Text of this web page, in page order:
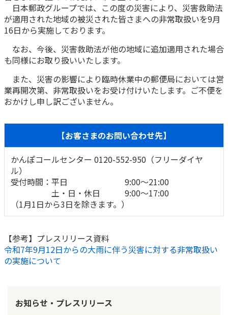
入院保険金・手術保険金のご請求
お手続き一覧
新規登録
ログイン
ご契約内容の確認
終身保険
定期保険
学資保険
長寿支援保険
お見積りシミュレーション
資料請求
保険の探し方のポイント
保険かんたん診断
これからのライフイベントでかかる費用とは？
【まずはご相談ください】企業経営でお悩みの方はこ
ちら
法人のお客さま向け商品一覧
目的から探す
お役立ち情報
法人向け資料請求
お問い合わせ先
お役立ち情報
かんぽのLifeサポートナビ
保険
医療
お金
ライフプラン
かんぽ生命について
かんぽ生命について
ご挨拶
経営理念・経営戦略
会社概要
財務情報
株主・投資家のみなさまへ
採用情報
CM・オウンドメディア／ソーシャルメディア
よくあるご質問
サステナビリティ
株主・投資家のみなさまへ
採用情報
English
日本郵政グループでは、この度の災害により、災害救助法
が適用された地域の被災された皆さまへの非常取扱いを9月
16日から実施しております。
なお、今後、災害救助法が他の地域に追加適用された場合
も同様にお取り扱いいたします。
また、災害の影響により臨時休業中の郵便局においては営
業再開次第、非常取扱いをお受け付けいたします。ご不便を
おかけし申し訳ございません。
【お客さまのお問い合わせ先】
かんぽコールセンター 0120-552-950（フリーダイヤ
ル）
受付時間：平日 9:00～21:00
土・日・休日 9:00～17:00
（1月1日から3日を除きます。）
【参考】プレスリリース資料
令和7年9月12日からの大雨に伴う災害に対する非常取扱い
の実施について
お知らせ・プレスリリース